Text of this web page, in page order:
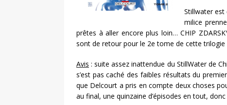
Stillwater est
milice
prêtes à aller encore plus loin… CHIP
sont de retour pour le 2e tome de cette trilogie
Avis : suite assez inattendue du StillWater de
s’est pas caché des faibles résultats du
que Delcourt a pris en compte deux choses
au final, une quinzaine d’épisodes en tout,